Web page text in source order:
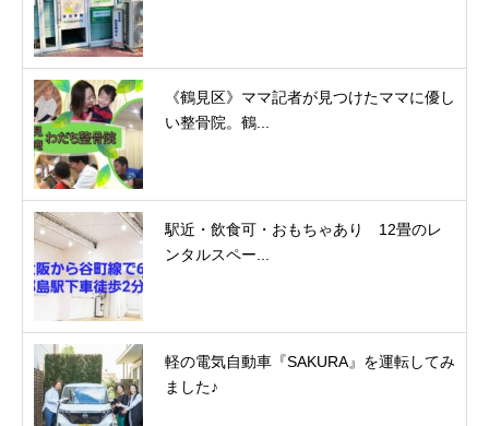
《鶴見区》ママ記者が見つけたママに優し
い整骨院。鶴...
駅近・飲食可・おもちゃあり 12畳のレ
ンタルスペー...
軽の電気自動車『SAKURA』を運転してみ
ました♪